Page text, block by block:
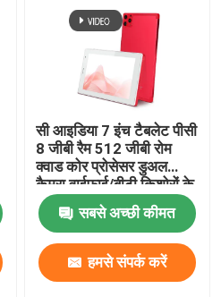
सी आइडिया 7 इंच टैबलेट पीसी
8 जीबी रैम 512 जीबी रोम
क्वाड कोर प्रोसेसर डुअल
कैमरा वाईफाई/बीटी किशोरों के
लिए केस सीएम513 (लाल) के
साथ
सबसे अच्छी कीमत
हमसे संपर्क करें